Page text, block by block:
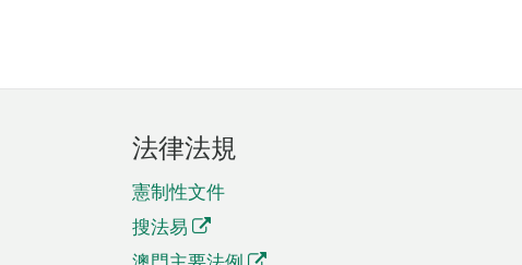
法律法規
憲制性文件
搜法易